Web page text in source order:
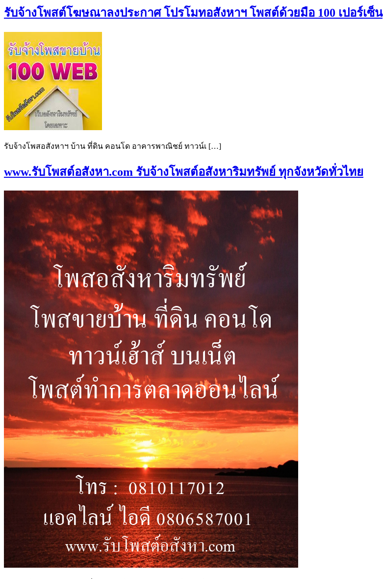
รับจ้างโพสต์โฆษณาลงประกาศ โปรโมทอสังหาฯ โพสต์ด้วยมือ 100 เปอร์เซ็น
รับจ้างโพสอสังหาฯ บ้าน ที่ดิน คอนโด อาคารพาณิชย์ ทาวน์เ […]
www.รับโพสต์อสังหา.com รับจ้างโพสต์อสังหาริมทรัพย์ ทุกจังหวัดทั่วไทย